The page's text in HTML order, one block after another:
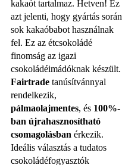
kakaót tartalmaz. Hetven! Ez
azt jelenti, hogy gyártás során
sok kakaóbabot használnak
fel. Ez az étcsokoládé
finomság az igazi
csokoládéimádóknak készült.
Fairtrade tanúsítvánnyal
rendelkezik,
pálmaolajmentes, és 100%-
ban újrahasznosítható
csomagolásban érkezik.
Ideális választás a tudatos
csokoládéfogyasztók